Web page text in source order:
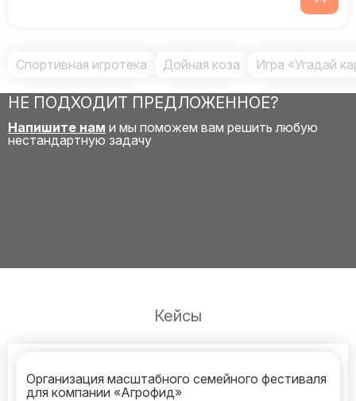
Спортивная игротека Дойная коза Игра «Угадай
НЕ ПОДХОДИТ ПРЕДЛОЖЕННОЕ?
Напишите нам и мы поможем вам решить любую
нестандартную задачу
Кейсы
Организация масштабного семейного фестиваля
для компании «Агрофид»